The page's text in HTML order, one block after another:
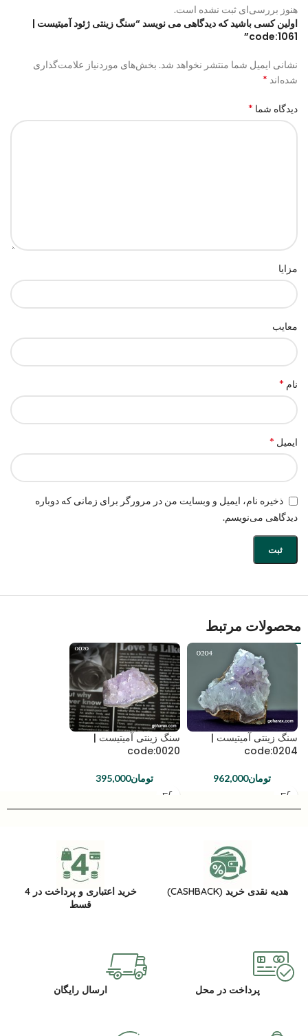
هنوز بررسی‌ای ثبت نشده است.
اولین کسی باشید که دیدگاهی می نویسد “سنگ زینتی ژئود آمیتیست |
code:1061”
نشانی ایمیل شما منتشر نخواهد شد. بخش‌های موردنیاز علامت‌گذاری
شده‌اند *
دیدگاه شما *
مزایا
معایب
نام *
ایمیل *
ذخیره نام، ایمیل و وبسایت من در مرورگر برای زمانی که دوباره
دیدگاهی می‌نویسم.
محصولات مرتبط
سنگ زینتی آمیتیست |
code:0204
تومان962,000
سنگ زینتی آمیتیست |
code:0020
تومان395,000
هدیه نقدی خرید (CASHBACK)
خرید اعتباری و پرداخت در 4
قسط
پرداخت در محل ارسال رایگان